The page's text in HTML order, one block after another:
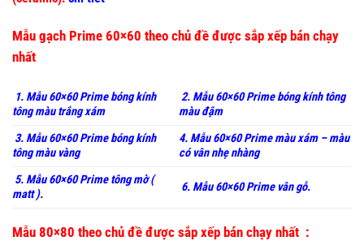
Mẫu gạch Prime 60×60 theo chủ đề được sắp xếp bán chạy
nhất
1. Mẫu 60×60 Prime bóng kính
tông màu trắng xám
2. Mẫu 60×60 Prime bóng kính tông
màu đậm
3. Mẫu 60×60 Prime bóng kính
tông màu vàng
4. Mẫu 60×60 Prime màu xám – màu
có vân nhẹ nhàng
5. Mẫu 60×60 Prime tông mờ (
matt ).
6. Mẫu 60×60 Prime vân gỗ.
Mẫu 80×80 theo chủ đề được sắp xếp bán chạy nhất :